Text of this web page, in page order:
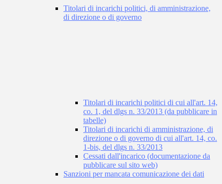
Titolari di incarichi politici, di amministrazione,
di direzione o di governo
Titolari di incarichi politici di cui all'art. 14,
co. 1, del dlgs n. 33/2013 (da pubblicare in
tabelle)
Titolari di incarichi di amministrazione, di
direzione o di governo di cui all'art. 14, co.
1-bis, del dlgs n. 33/2013
Cessati dall'incarico (documentazione da
pubblicare sul sito web)
Sanzioni per mancata comunicazione dei dati